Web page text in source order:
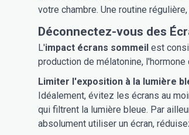
votre chambre. Une routine
Déconnectez-vous des
L'impact écrans sommeil est
production de mélatonine,
Limiter l'exposition à la lumière
Idéalement, évitez les écrans au
qui filtrent la lumière bleue. Par
absolument utiliser un écran,